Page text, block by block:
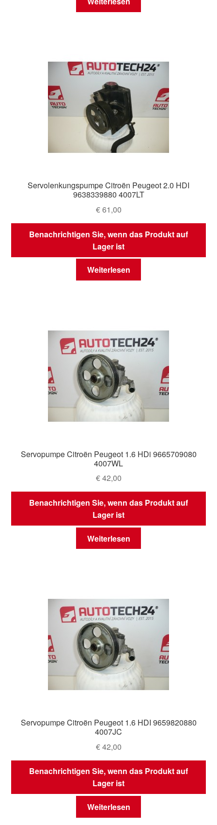
Servolenkungspumpe Citroën Peugeot 2.0 HDI
9638339880 4007LT
€61,00
Benachrichtigen Sie, wenn das Produkt auf
Lager ist
Weiterlesen
Servopumpe Citroën Peugeot 1.6 HDi 9665709080
4007WL
€42,00
Benachrichtigen Sie, wenn das Produkt auf
Lager ist
Weiterlesen
Servopumpe Citroën Peugeot 1.6 HDI 9659820880
4007JC
€42,00
Benachrichtigen Sie, wenn das Produkt auf
Lager ist
Weiterlesen